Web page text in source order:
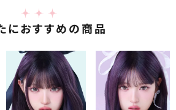
におすすめの商品